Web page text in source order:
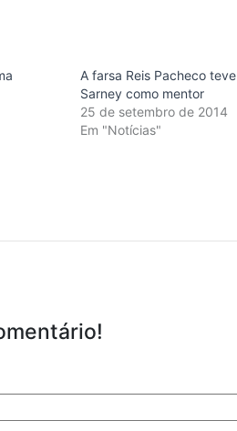
A farsa Reis Pacheco teve
Sarney como mentor
25 de setembro de 2014
Em "Notícias"